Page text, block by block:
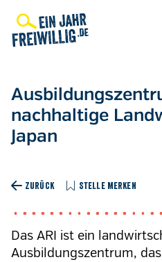
zum
Inhalt
nachhaltige
Japan
ZURÜCK STELLE MERKEN
Das ARI ist ein
Ausbildungszentrum,